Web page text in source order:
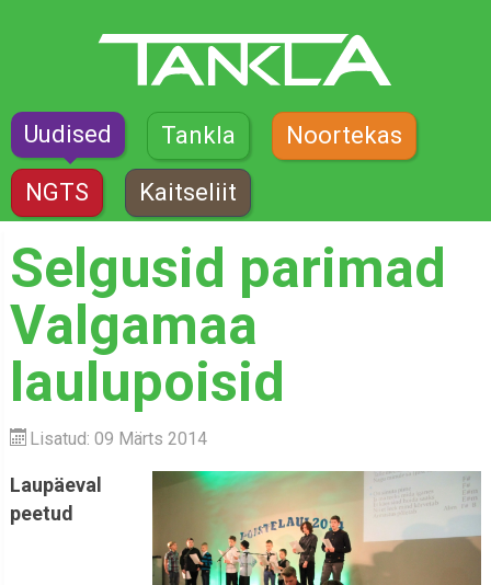
Uudised Tankla Noortekas
NGTS Kaitseliit
Selgusid parimad
Valgamaa
laulupoisid
Lisatud: 09 Märts 2014
Laupäeval
peetud